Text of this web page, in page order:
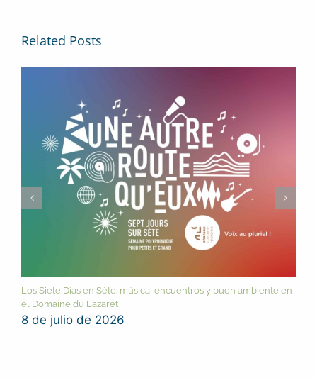
Related Posts
Los Siete Días en Sète: música, encuentros y buen ambiente en
el Domaine du Lazaret
8 de julio de 2026